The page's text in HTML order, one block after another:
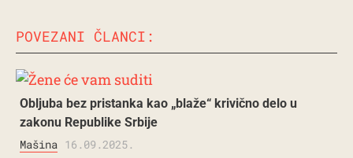
POVEZANI ČLANCI:
Obljuba bez pristanka kao „blaže“ krivično delo u
zakonu Republike Srbije
Mašina 16.09.2025.